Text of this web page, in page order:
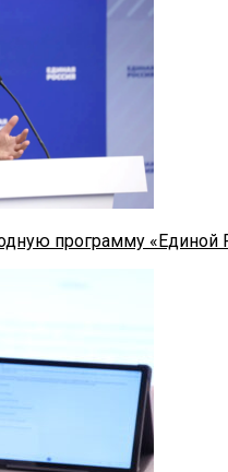
программу «Единой